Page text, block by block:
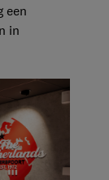
een
in